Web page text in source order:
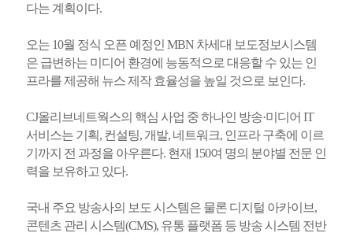
다는 계획이다.
오는 10월 정식 오픈 예정인 MBN 차세대 보도정보시스템
은 급변하는 미디어 환경에 능동적으로 대응할 수 있는 인
프라를 제공해 뉴스 제작 효율성을 높일 것으로 보인다.
CJ올리브네트웍스의 핵심 사업 중 하나인 방송·미디어 IT
서비스는 기획, 컨설팅, 개발, 네트워크, 인프라 구축에 이르
기까지 전 과정을 아우른다. 현재 150여 명의 분야별 전문 인
력을 보유하고 있다.
국내 주요 방송사의 보도 시스템은 물론 디지털 아카이브,
콘텐츠 관리 시스템(CMS), 유통 플랫폼 등 방송 시스템 전반